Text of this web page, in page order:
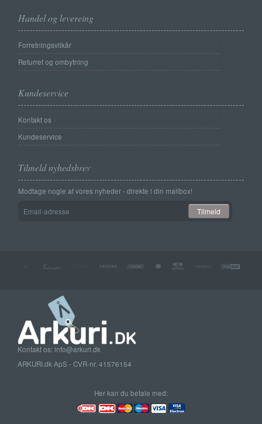
Handel og levereing
Forretningsvilkår
Returret og ombytning
Kundeservice
Kontakt os
Kundeservice
Tilmeld nyhedsbrev
Modtage nogle af vores nyheder - direkte i din mailbox!
adresse
Tilmeld
Kontakt os: info@arkuri.dk
ARKURI.dk ApS - CVR-nr. 41576154
Her kan du betale med: